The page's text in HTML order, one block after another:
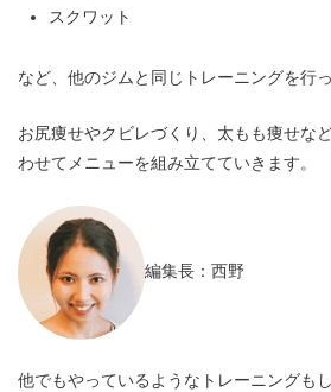
スクワット
など、他のジムと同じトレーニングを行
お尻痩せやクビレづくり、太もも痩せな
わせてメニューを組み立てていきます。
編集長：西野
他でもやっているようなトレーニングも